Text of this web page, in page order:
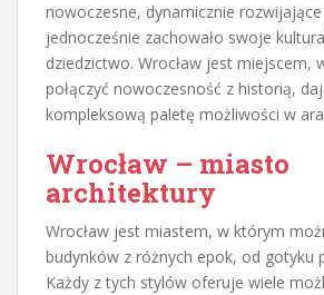
nowoczesne, dynamicznie rozwijające
jednocześnie zachowało swoje
dziedzictwo. Wrocław jest miejscem,
połączyć nowoczesność z historią,
kompleksową paletę możliwości w
Wrocław – miasto
architektury
Wrocław jest miastem, w którym
budynków z różnych epok, od gotyku
Każdy z tych stylów oferuje wiele